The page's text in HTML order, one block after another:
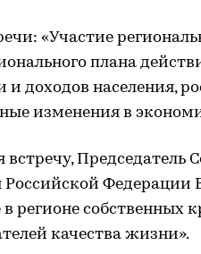
«Участие
плана
и доходов населения,
изменения в
Председатель
Российской Федерации
регионе собственных
качества жизни».